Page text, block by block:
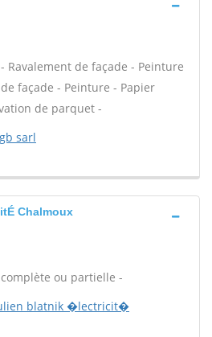
Ravalement de façade - Peinture
façade - Peinture - Papier
de parquet -
sarl
Chalmoux
ou partielle -
blatnik �lectricit�